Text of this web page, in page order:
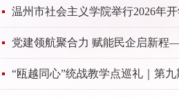
温州市社会主义学院举行2026年
党建领航聚合力 赋能民企启新
“瓯越同心”统战教学点巡礼｜第